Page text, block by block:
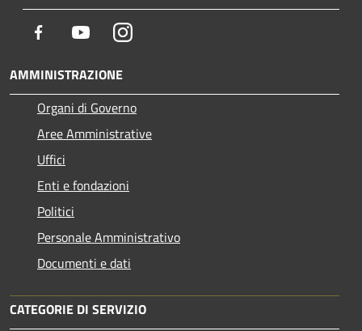
Facebook YoutubeInstagram
AMMINISTRAZIONE
Organi di Governo
Aree Amministrative
Uffici
Enti e fondazioni
Politici
Personale Amministrativo
Documenti e dati
CATEGORIE DI SERVIZIO